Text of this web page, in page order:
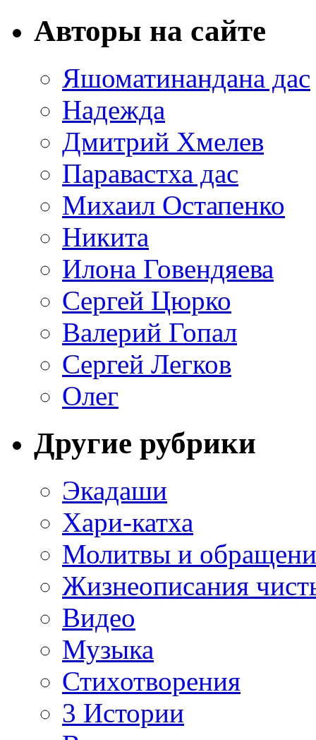
Авторы на сайте
Яшоматинандана дас
Надежда
Дмитрий Хмелев
Паравастха дас
Михаил Остапенко
Никита
Илона Говендяева
Сергей Цюрко
Валерий Гопал
Сергей Легков
Олег
Другие рубрики
Экадаши
Хари-катха
Молитвы и
Жизнеописания
Видео
Музыка
Стихотворения
3 Истории